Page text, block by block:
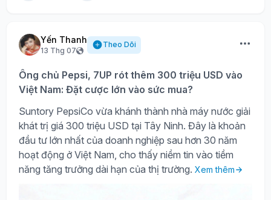
Yến Thanh
13 Thg 07
Theo Dõi
Ông chủ Pepsi, 7UP rót thêm 300 triệu USD vào
Việt Nam: Đặt cược lớn vào sức mua?
Suntory PepsiCo vừa khánh thành nhà máy nước giải
khát trị giá 300 triệu USD tại Tây Ninh. Đây là khoản
đầu tư lớn nhất của doanh nghiệp sau hơn 30 năm
hoạt động ở Việt Nam, cho thấy niềm tin vào tiềm
năng tăng trưởng dài hạn của thị trường. Xem thêm